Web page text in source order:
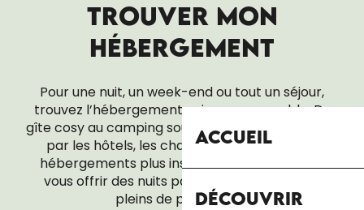
Accueil
Découvrir
TROUVER MON
HÉBERGEMENT
Pour une nuit, un week-end ou tout un séjour,
trouvez l’hébergement qui vous ressemble. Du
gîte cosy au camping sous les étoiles, en passant
par les hôtels, les chambres d’hôtes ou les
hébergements plus insolites, tout est là pour
vous offrir des nuits paisibles… et des réveils
pleins de promesses.